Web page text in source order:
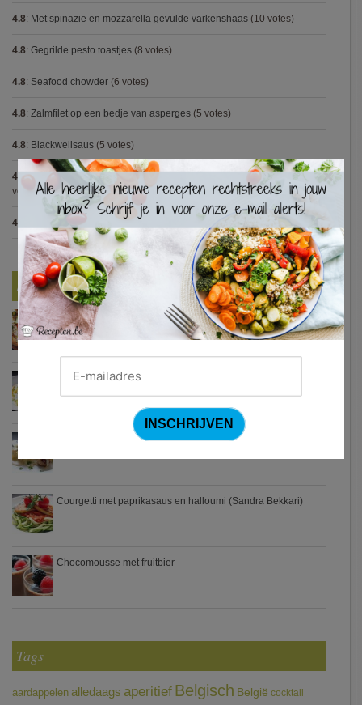
4.8: Met spinazie en mozzarella gevulde varkenshaas (10 votes)
4.8: Gegrilde pesto toastjes (8 votes)
4.8: Seafood chowder (6 votes)
4.8: Zalmfilet op een bedje van asperges (5 votes)
4.8: Blackwellsaus (5 votes)
4.7
votes)
4.7 Gestoofde kip met dragon
Nieuwste Recepten
Turkse pizza met halloumi en courgette
Waterzooi van pladijs met venkel (Colruyt)
Zweedse gehaktballetjes
Courgetti met paprikasaus en halloumi (Sandra Bekkari)
Chocomousse met fruitbier
Tags
aardappelen alledaags aperitief Belgisch België cocktail
×